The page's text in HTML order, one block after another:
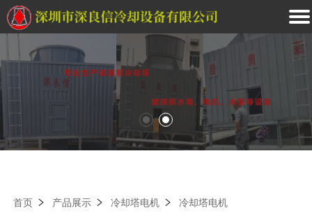
首页 产品展示 冷却塔电机 冷却塔电机